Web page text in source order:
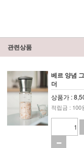
관련상품
베르 양념
더
상품가 :
적립금 : 100